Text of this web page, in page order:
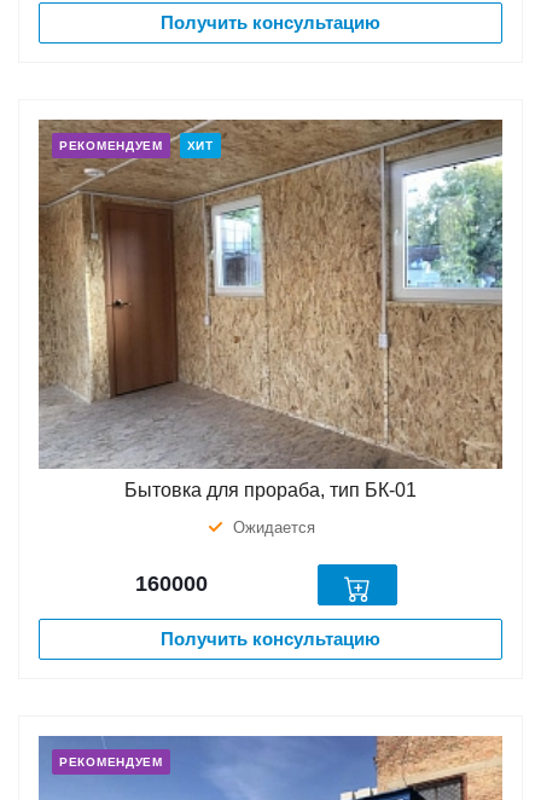
Получить консультацию
РЕКОМЕНДУЕМ ХИТ
Бытовка для прораба, тип БК-01
Ожидается
160000
Получить консультацию
РЕКОМЕНДУЕМ